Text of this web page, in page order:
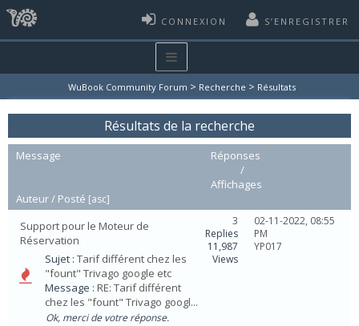
CONNEXION S’ENREGISTRER
WuBook Community Forum > Recherche > Résultats
Résultats de la recherche
Message
Réponses
/
Affichages
Auteur / Posté [asc]
Support pour le Moteur de
Réservation
Sujet : Tarif différent chez les
"fount" Trivago google etc
Message : RE: Tarif différent
chez les "fount" Trivago googl...
Ok, merci de votre réponse.
3
Replies
11,987
Views
02-11-2022, 08:55
PM
YP017